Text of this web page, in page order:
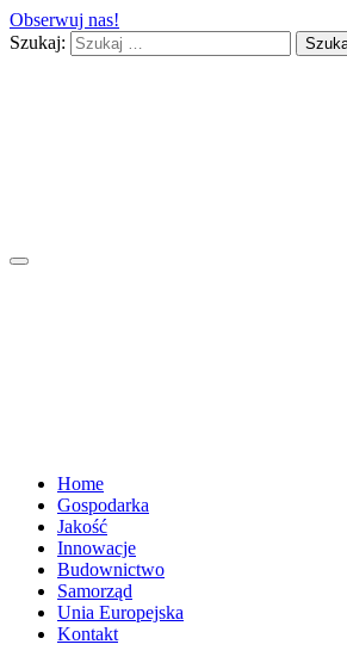
Obserwuj nas!
Szukaj:
Home
Gospodarka
Jakość
Innowacje
Budownictwo
Samorząd
Unia Europejska
Kontakt